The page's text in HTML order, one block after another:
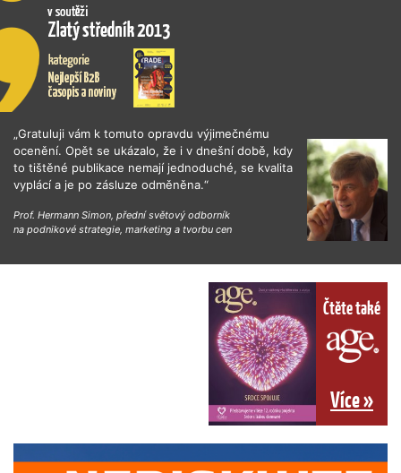
„Gratuluji vám k tomuto opravdu výjimečnému
ocenění. Opět se ukázalo, že i v dnešní době, kdy
to tištěné publikace nemají jednoduché, se kvalita
vyplácí a je po zásluze odměněna.“
Prof. Hermann Simon, přední světový odborník
na podnikové strategie, marketing a tvorbu cen
Čtěte také
Více »